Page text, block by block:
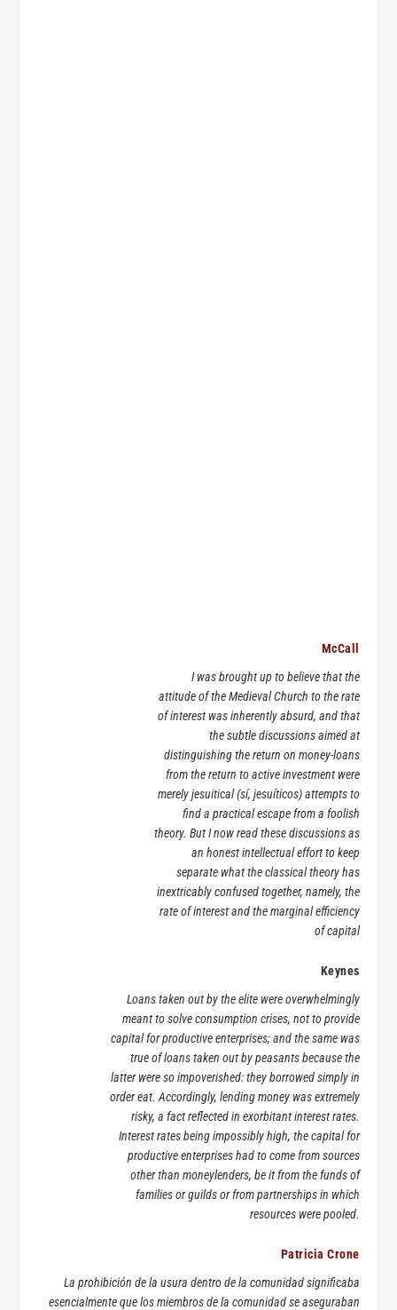
McCall
I was brought up to believe that the
attitude of the Medieval Church to the rate
of interest was inherently absurd, and that
the subtle discussions aimed at
distinguishing the return on money-loans
from the return to active investment were
merely jesuitical (sí, jesuíticos) attempts to
find a practical escape from a foolish
theory. But I now read these discussions as
an honest intellectual effort to keep
separate what the classical theory has
inextricably confused together, namely, the
rate of interest and the marginal efficiency
of capital
Keynes
Loans taken out by the elite were overwhelmingly
meant to solve consumption crises, not to provide
capital for productive enterprises; and the same was
true of loans taken out by peasants because the
latter were so impoverished: they borrowed simply in
order eat. Accordingly, lending money was extremely
risky, a fact reflected in exorbitant interest rates.
Interest rates being impossibly high, the capital for
productive enterprises had to come from sources
other than moneylenders, be it from the funds of
families or guilds or from partnerships in which
resources were pooled.
Patricia Crone
La prohibición de la usura dentro de la comunidad significaba
esencialmente que los miembros de la comunidad se aseguraban